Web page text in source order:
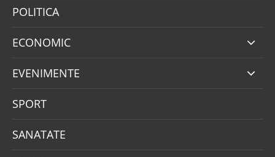
POLITICA
ECONOMIC
EVENIMENTE
SPORT
SANATATE